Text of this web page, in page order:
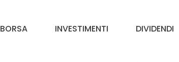
BORSA INVESTIMENTI DIVIDENDI